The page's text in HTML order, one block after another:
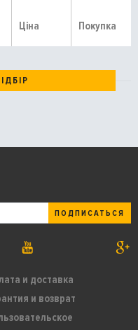
Ціна Покупка
и доставка
и возврат
ПОДПИСАТЬСЯ